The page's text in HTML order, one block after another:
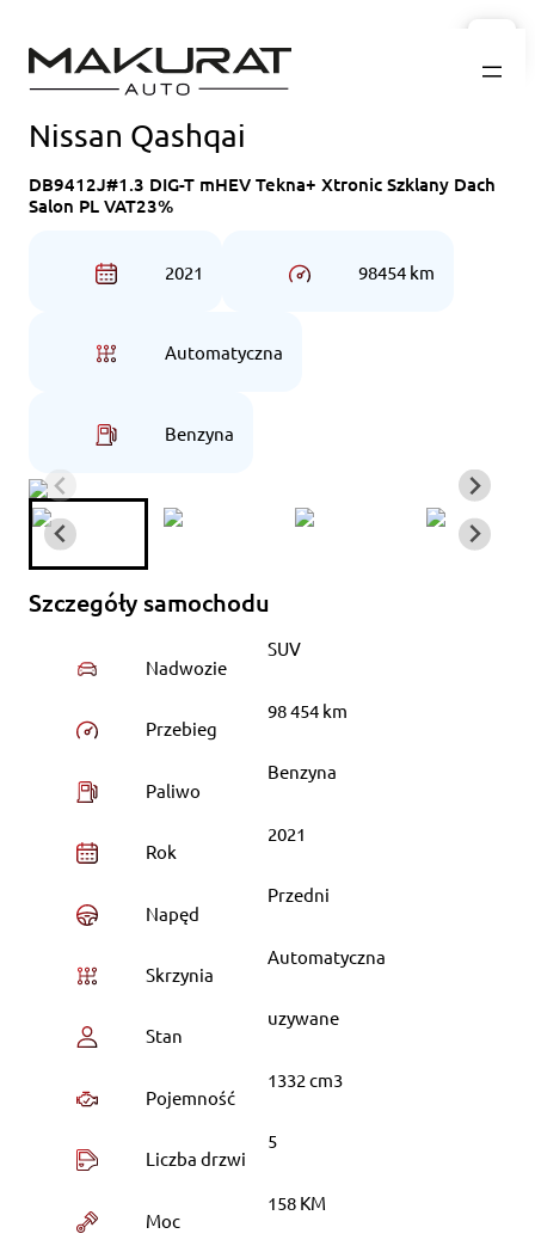
do
treści
Nissan Qashqai
DB9412J#1.3 DIG-T mHEV Tekna+ Xtronic Szklany Dach
Salon PL VAT23%
2021 98454 km
Automatyczna
Benzyna
Szczegóły samochodu
Nadwozie
SUV
Przebieg
98 454 km
Paliwo
Benzyna
Rok
2021
Napęd
Przedni
Skrzynia
Automatyczna
Stan
uzywane
Pojemność
1332 cm3
Liczba drzwi
5
Moc
158 KM